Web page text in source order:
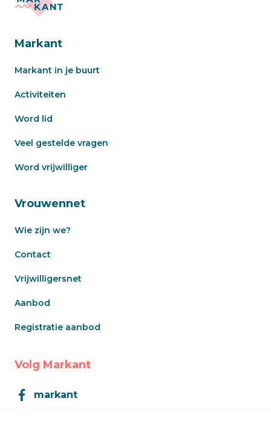
Markant
Markant in je buurt
Activiteiten
Word lid
Veel gestelde vragen
Word vrijwilliger
Vrouwennet
Wie zijn we?
Contact
Vrijwilligersnet
Aanbod
Registratie aanbod
Volg Markant
markant